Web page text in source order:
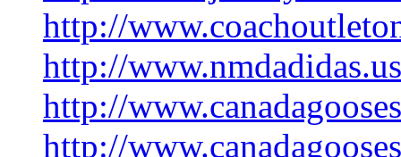
http://
http://
http://
http://